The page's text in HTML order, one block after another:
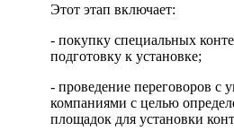
Этот этап включает:
- покупку специальных
подготовку к установке;
- проведение переговоров с
компаниями с целью
площадок для установки